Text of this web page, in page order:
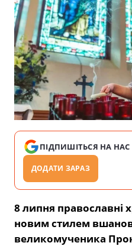
ПІДПИШІТЬСЯ НА НАС
ДОДАТИ ЗАРАЗ
8 липня православні
новим стилем
великомученика